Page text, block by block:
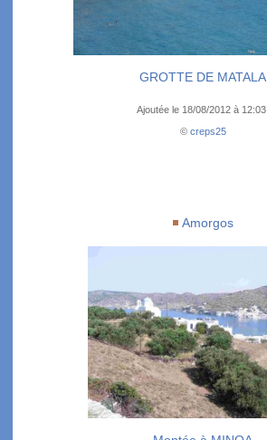
GROTTE DE MATALA
Ajoutée le 18/08/2012 à 12:03
© creps25
Amorgos